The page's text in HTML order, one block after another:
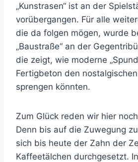
„Kunstrasen“ ist an der
vorübergangen. Für alle
die da folgen mögen, wurde
„Baustraße“ an der
die zeigt, wie moderne
Fertigbeton den
sprengen könnten.
Zum Glück reden wir hier
Denn bis auf die Zuwegung
sich bis heute der Zahn der
Kaffeetälchen durchgesetzt.